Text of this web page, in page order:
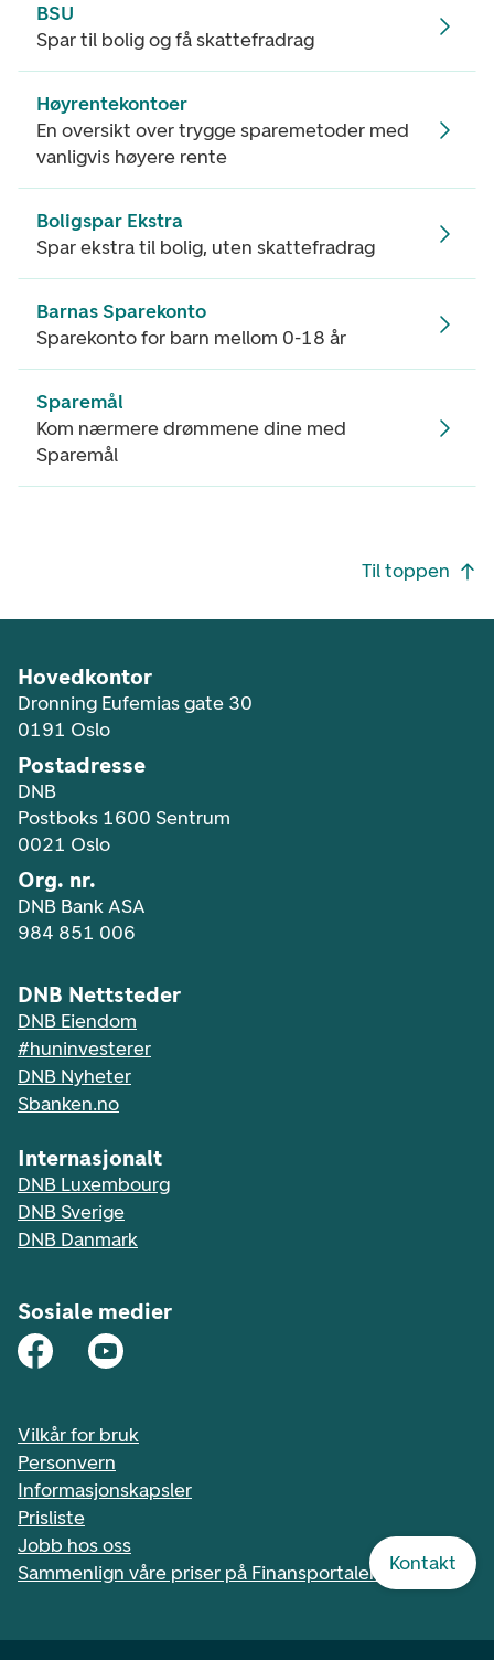
Kontakt
BSU
Spar til bolig og få skattefradrag
Høyrentekontoer
En oversikt over trygge sparemetoder med
vanligvis høyere rente
Boligspar Ekstra
Spar ekstra til bolig, uten skattefradrag
Barnas Sparekonto
Sparekonto for barn mellom 0-18 år
Sparemål
Kom nærmere drømmene dine med
Sparemål
Til toppen
Hovedkontor
Dronning Eufemias gate 30
0191 Oslo
Postadresse
DNB
Postboks 1600 Sentrum
0021 Oslo
Org. nr.
DNB Bank ASA
984 851 006
DNB Nettsteder
DNB Eiendom
#huninvesterer
DNB Nyheter
Sbanken.no
Internasjonalt
DNB Luxembourg
DNB Sverige
DNB Danmark
Sosiale medier
Vilkår for bruk
Personvern
Informasjonskapsler
Prisliste
Jobb hos oss
Sammenlign våre priser på Finansportalen.no